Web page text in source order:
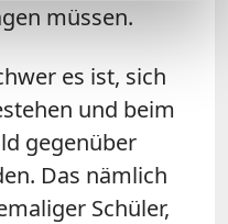
müssen.
es ist, sich
und beim
gegenüber
Das nämlich
Schüler,